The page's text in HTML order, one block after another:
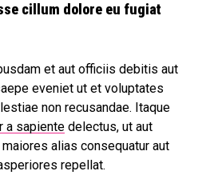
cillum dolore eu fugiat
et aut officiis debitis aut
eveniet ut et voluptates
non recusandae. Itaque
a sapiente delectus, ut aut
alias consequatur aut
repellat.